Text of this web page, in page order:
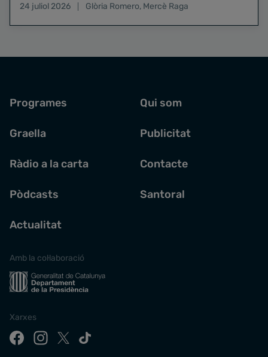
24 juliol 2026
Glòria Romero, Mercè Raga
Programes
Graella
Ràdio a la carta
Pòdcasts
Actualitat
Qui som
Publicitat
Contacte
Santoral
Amb la col·laboració
Xarxes